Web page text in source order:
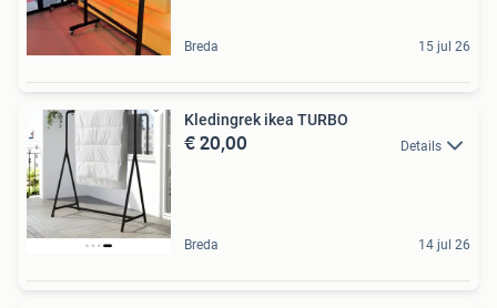
Breda 15 jul 26
Kledingrek ikea TURBO
€ 20,00 Details
Breda 14 jul 26